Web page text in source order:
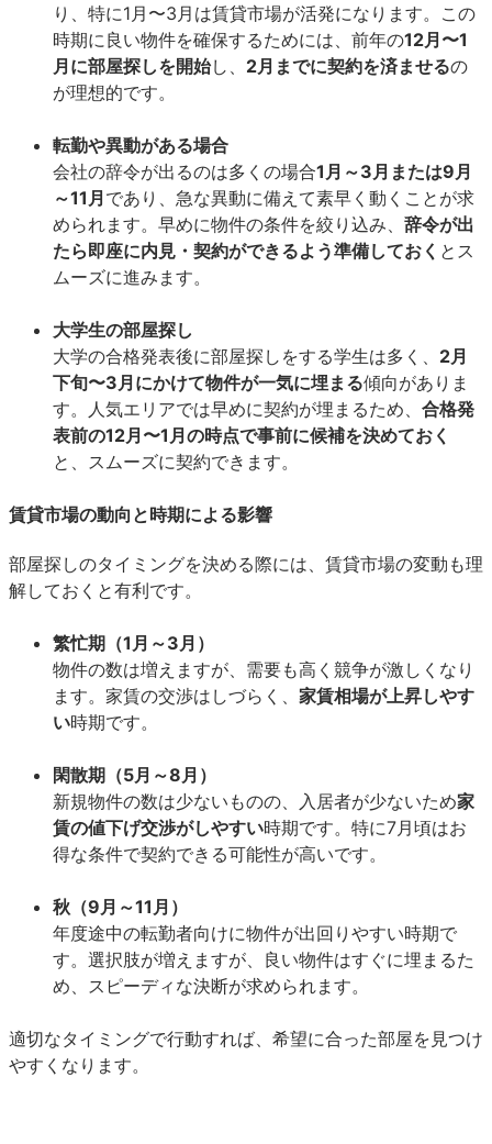
り、特に1月〜3月は賃貸市場が活発になります。この
時期に良い物件を確保するためには、前年の12月〜1
月に部屋探しを開始し、 2月までに契約を済ませるの
が理想的です。
転勤や異動がある場合
会社の辞令が出るのは多くの場合1月～3月または9月
～11月 であり、急な異動に備えて素早く動くことが求
められます。早めに物件の条件を絞り込み、 辞令が出
たら即座に内見・契約ができるよう準備しておく とス
ムーズに進みます。
大学生の部屋探し
大学の合格発表後に部屋探しをする学生は多く、 2月
下旬〜3月にかけて物件が一気に埋まる傾向がありま
す。人気エリアでは早めに契約が埋まるため、 合格発
表前の12月〜1月の時点で事前に候補を決めておく
と、スムーズに契約できます。
賃貸市場の動向と時期による影響
部屋探しのタイミングを決める際には、賃貸市場の変動も理
解しておくと有利です。
繁忙期（1月～3月）
物件の数は増えますが、需要も高く競争が激しくなり
ます。家賃の交渉はしづらく、 家賃相場が上昇しやす
い時期です。
閑散期（5月～8月）
新規物件の数は少ないものの、入居者が少ないため家
賃の値下げ交渉がしやすい時期です。特に7月頃はお
得な条件で契約できる可能性が高いです。
秋（9月～11月）
年度途中の転勤者向けに物件が出回りやすい時期で
す。選択肢が増えますが、良い物件はすぐに埋まるた
め、スピーディな決断が求められます。
適切なタイミングで行動すれば、希望に合った部屋を見つけ
やすくなります。